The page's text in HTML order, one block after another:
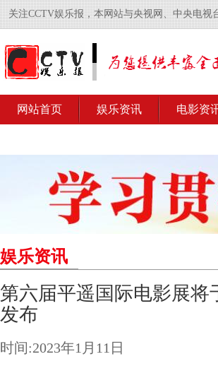
关注CCTV娱乐报，本网站与央视网、中央电视
网站首页 娱乐资讯 电影资
娱乐资讯
第六届平遥国际电影展将
发布
时间:2023年1月11日